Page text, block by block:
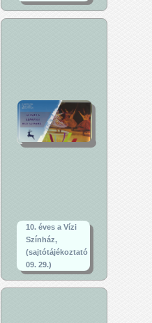
10. éves a Vízi
Színház,
(sajtótájékoztató
09. 29.)